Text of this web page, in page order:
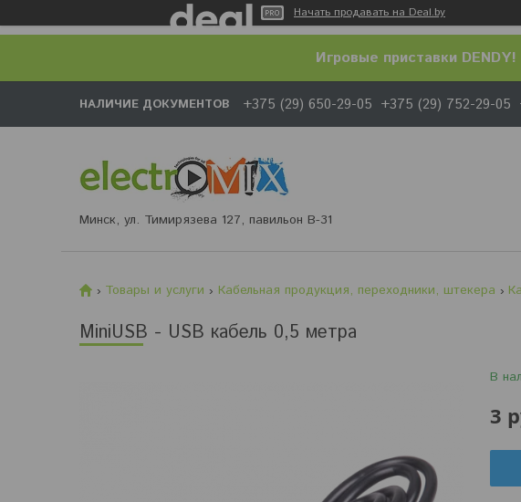
Начать продавать на Deal.by
Игровые приставки DENDY!
НАЛИЧИЕ ДОКУМЕНТОВ +375 (29) 650-29-05 +375 (29) 752-29-05
Минск, ул. Тимирязева 127, павильон В-31
Товары и услуги Кабельная продукция, переходники, штекера
MiniUSB - USB кабель 0,5 метра
В
3